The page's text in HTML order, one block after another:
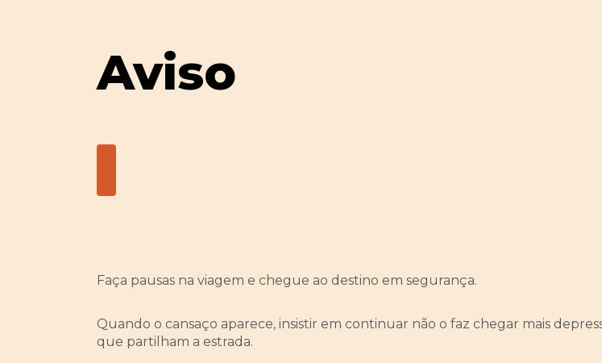
Aviso
Faça pausas na viagem e chegue ao destino em segurança.
Quando o cansaço aparece, insistir em continuar não o faz chegar mais
que partilham a estrada.